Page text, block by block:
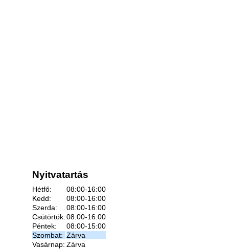
Nyitvatartás
Hétfő:
08:00-16:00
Kedd:
08:00-16:00
Szerda:
08:00-16:00
Csütörtök:08:00-16:00
Péntek:
08:00-15:00
Szombat: Zárva
Vasárnap: Zárva